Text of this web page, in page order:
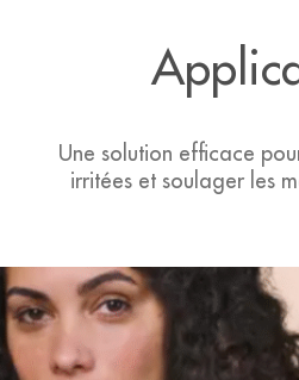
Une solution efficace
irritées et soulager les